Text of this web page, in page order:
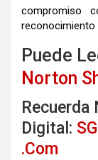
compromiso
reconocimiento
Puede
Norton
Recuerda
Digital:
.Com